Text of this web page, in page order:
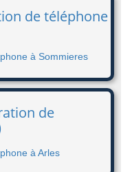
de téléphone
à Sommieres
de
à Arles